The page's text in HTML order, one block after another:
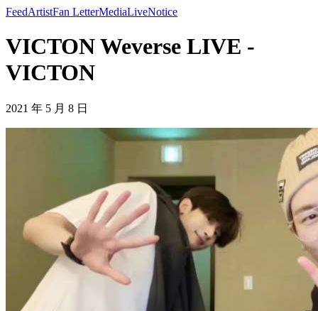
FeedArtistFan LetterMediaLiveNotice
VICTON Weverse LIVE -
VICTON
2021 年 5 月 8 日